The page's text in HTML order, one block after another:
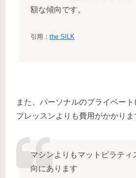
額な傾向です。
引用： the SILK
また、パーソナルのプライベー
プレッスンよりも費用がかかりま
マシンよりもマットピラティ
向にあります